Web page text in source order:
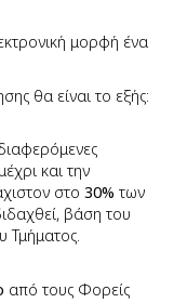
μορφή ένα
θα είναι το εξής:
και την
στο30% των
βάση του
Τμήματος.
από τους Φορείς